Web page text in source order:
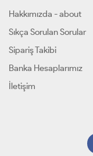
Hakkımızda - about
Sıkça Sorulan Sorular
Sipariş Takibi
Banka Hesaplarımız
İletişim